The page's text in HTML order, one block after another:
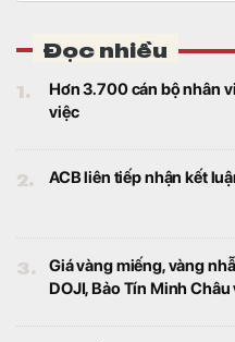
Đọc nhiều
1.
Hơn 3.700 cán bộ nhân
việc
2. ACB liên tiếp nhận kết
3.
Giá vàng miếng, vàng
DOJI, Bảo Tín Minh